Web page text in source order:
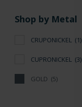
Shop by Metal
CRUPONICKEL (1)
CUPRONICKEL (3)
GOLD (5)